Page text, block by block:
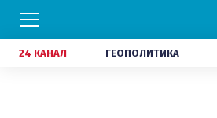
24 КАНАЛ ГЕОПОЛИТИКА